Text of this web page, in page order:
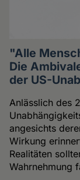
"Alle
Die
der US-
Anlässlich des
angesichts
Wirkung
Realitäten
Wahrnehmung